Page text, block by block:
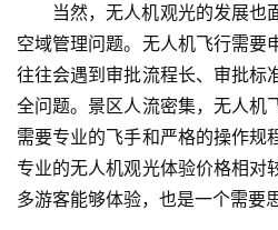
当然，无人机观光的发展也
空域管理问题。无人机飞行需要
往往会遇到审批流程长、审批标
全问题。景区人流密集，无人机
需要专业的飞手和严格的操作规
专业的无人机观光体验价格相对
多游客能够体验，也是一个需要